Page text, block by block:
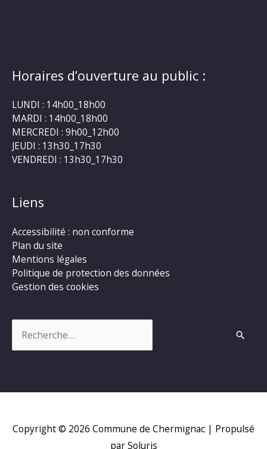
Horaires d’ouverture au public :
LUNDI : 14h00_18h00
MARDI : 14h00_18h00
MERCREDI : 9h00_12h00
JEUDI : 13h30_17h30
VENDREDI : 13h30_17h30
Liens
Accessibilité : non conforme
Plan du site
Mentions légales
Politique de protection des données
Gestion des cookies
Copyright © 2026 Commune de Chermignac | Propulsé
par Soluris